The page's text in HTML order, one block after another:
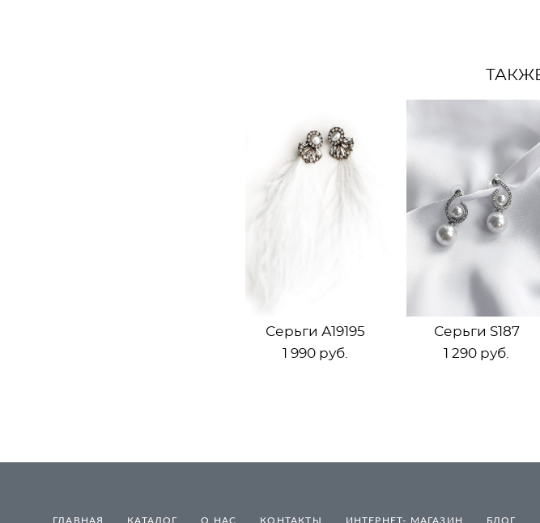
Серьги А19195
1 990 pуб.
Серьги S187
1 290 pуб.
ГЛАВНАЯ КАТАЛОГ О НАС КОНТАКТЫ ИНТЕРНЕТ- МАГАЗИН БЛОГ